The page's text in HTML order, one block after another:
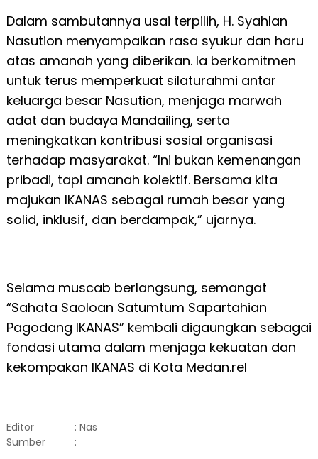
Dalam sambutannya usai terpilih, H. Syahlan
Nasution menyampaikan rasa syukur dan haru
atas amanah yang diberikan. Ia berkomitmen
untuk terus memperkuat silaturahmi antar
keluarga besar Nasution, menjaga marwah
adat dan budaya Mandailing, serta
meningkatkan kontribusi sosial organisasi
terhadap masyarakat. “Ini bukan kemenangan
pribadi, tapi amanah kolektif. Bersama kita
majukan IKANAS sebagai rumah besar yang
solid, inklusif, dan berdampak,” ujarnya.
Selama muscab berlangsung, semangat
“Sahata Saoloan Satumtum Sapartahian
Pagodang IKANAS” kembali digaungkan sebagai
fondasi utama dalam menjaga kekuatan dan
kekompakan IKANAS di Kota Medan.rel
Editor
: Nas
Sumber
: